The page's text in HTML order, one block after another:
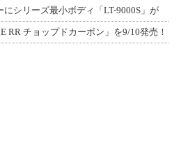
にシリーズ最小ボディ「LT-9000S」が
RR チョップドカーボン」を9/10発売！